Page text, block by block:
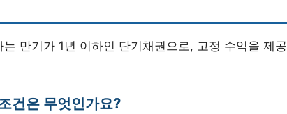
만기가 1년 이하인 단기채권으로, 고정 수익을 제공
건은 무엇인가요?